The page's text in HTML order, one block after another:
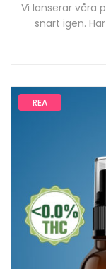
Vi lanserar våra
snart igen.
REA